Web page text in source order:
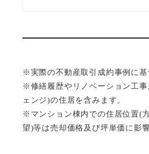
※実際の不動産取引成約事例に基
※修繕履歴やリノベーション工
ェンジ)の住居を含みます。
※マンション棟内での住居位置(
望)等は売却価格及び坪単価に影響